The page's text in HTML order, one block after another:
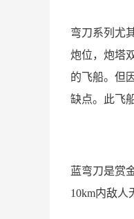
弯刀系列尤
炮位，炮塔
的飞船。但
缺点。此飞
蓝弯刀是赏
10km内敌人